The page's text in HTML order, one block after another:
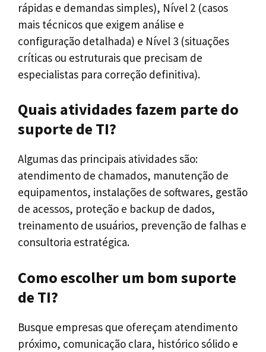
rápidas e demandas simples), Nível 2 (casos
mais técnicos que exigem análise e
configuração detalhada) e Nível 3 (situações
críticas ou estruturais que precisam de
especialistas para correção definitiva).
Quais atividades fazem parte do
suporte de TI?
Algumas das principais atividades são:
atendimento de chamados, manutenção de
equipamentos, instalações de softwares, gestão
de acessos, proteção e backup de dados,
treinamento de usuários, prevenção de falhas e
consultoria estratégica.
Como escolher um bom suporte
de TI?
Busque empresas que ofereçam atendimento
próximo, comunicação clara, histórico sólido e